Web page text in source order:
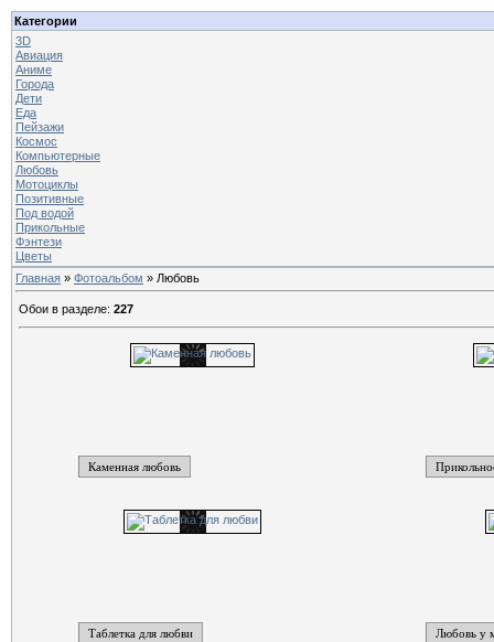
Категории
3D
Авиация
Аниме
Города
Дети
Еда
Пейзажи
Космос
Компьютерные
Любовь
Мотоциклы
Позитивные
Под водой
Прикольные
Фэнтези
Цветы
Главная » Фотоальбом » Любовь
Обои в разделе: 227
Каменная любовь
Таблетка для любви Любовь у